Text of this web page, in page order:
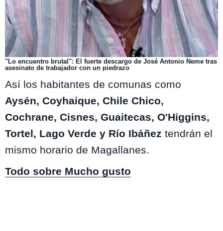
"Lo encuentro brutal": El fuerte descargo de José Antonio Neme tras
asesinato de trabajador con un piedrazo
Así los habitantes de comunas como
Aysén, Coyhaique, Chile Chico,
Cochrane, Cisnes, Guaitecas, O'Higgins,
Tortel, Lago Verde y Río Ibáñez tendrán el
mismo horario de Magallanes.
Todo sobre Mucho gusto